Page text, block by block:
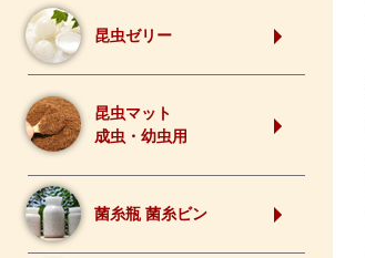
昆虫ゼリー
昆虫マット
成虫・幼虫用
菌糸瓶 菌糸ビン